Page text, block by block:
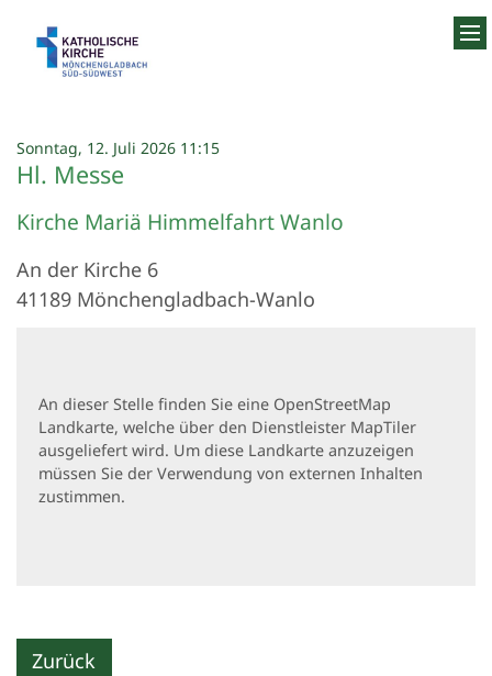
Sonntag, 12. Juli 2026 11:15:
Hl. Messe
Kirche Mariä Himmelfahrt Wanlo
An der Kirche 6
41189 Mönchengladbach-Wanlo
An dieser Stelle finden Sie eine OpenStreetMap
Landkarte, welche über den Dienstleister MapTiler
ausgeliefert wird. Um diese Landkarte anzuzeigen
müssen Sie der Verwendung von externen Inhalten
zustimmen.
Zurück